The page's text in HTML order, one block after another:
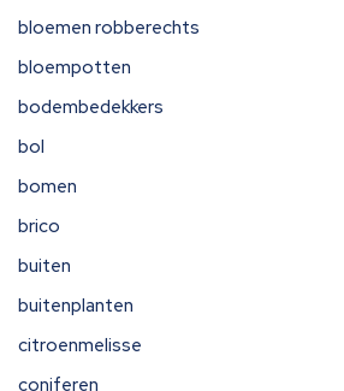
bloemen robberechts
bloempotten
bodembedekkers
bol
bomen
brico
buiten
buitenplanten
citroenmelisse
coniferen